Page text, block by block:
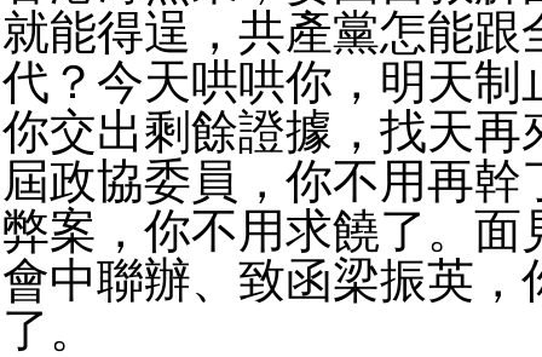
就能得逞，共產黨怎能跟
代？今天哄哄你，明天制
你交出剩餘證據，找天再
屆政協委員，你不用再幹
弊案，你不用求饒了。面
會中聯辦、致函梁振英，
了。